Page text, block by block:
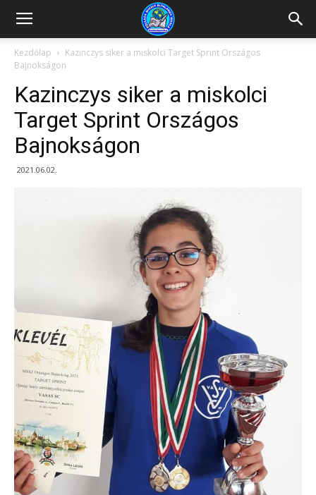
Kazincbarcikai
Pollack
Mihály
Kezdőlap
Kazinczys siker a miskolci Target Sprint Országos
Bajnokságon
Kazinczys siker a miskolci
Target Sprint Országos
Bajnokságon
2021.06.02.